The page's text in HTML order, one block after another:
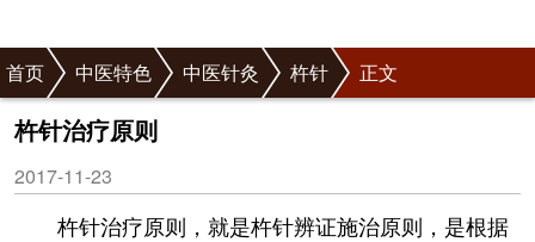
首页 中医特色 中医针灸 杵针 正文
杵针治疗原则
2017-11-23
杵针治疗原则，就是杵针辨证施治原则，是根据